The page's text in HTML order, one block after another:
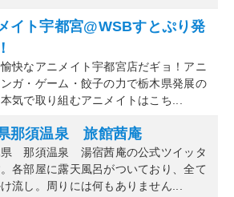
イト宇都宮@WSBすとぷり発
快なアニメイト宇都宮店だギョ！アニ
ンガ・ゲーム・餃子の力で栃木県発展の
気で取り組むアニメイトはこち...
那須温泉 旅館茜庵
那須温泉 湯宿茜庵の公式ツイッタ
各部屋に露天風呂がついており、全て
流し。周りには何もありません...